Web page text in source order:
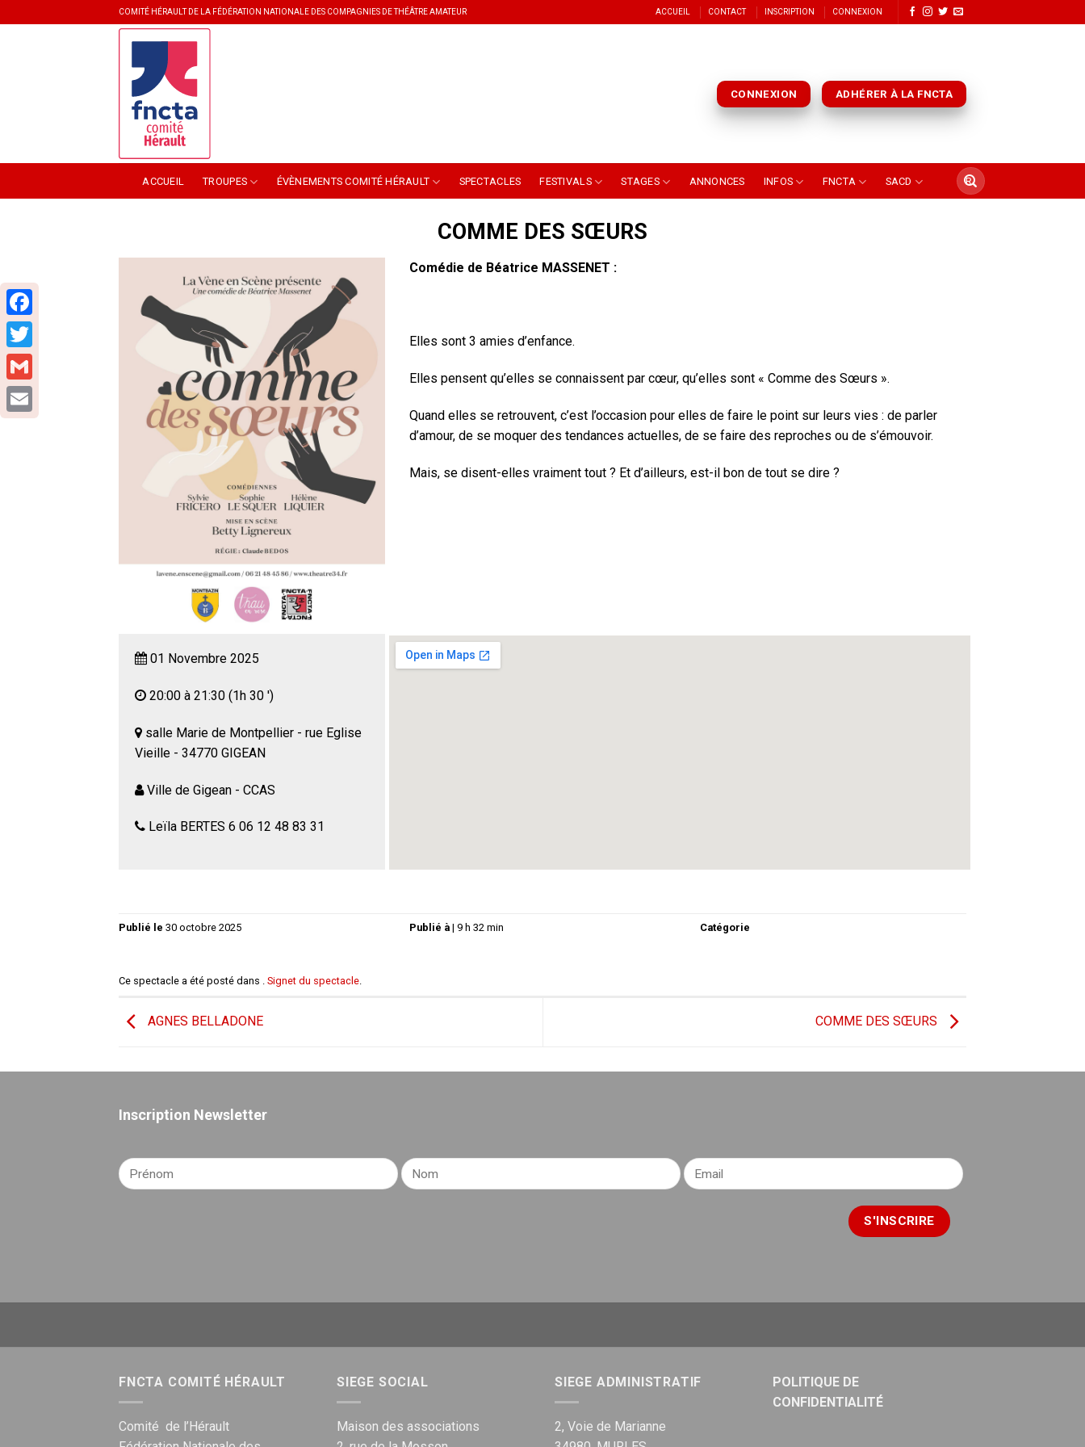
to
COMITÉ HÉRAULT DE LA FÉDÉRATION NATIONALE DES COMPAGNIES DE THÉÂTRE AMATEUR ACCUEIL CONTACT INSCRIPTION CONNEXION
CONNEXION ADHÉRER À LA FNCTA
ACCUEIL TROUPES ÉVÈNEMENTS COMITÉ HÉRAULT SPECTACLES FESTIVALS STAGES ANNONCES INFOS FNCTA SACD
COMME DES SŒURS
01 Novembre 2025
20:00 à 21:30 (1h 30 ')
salle Marie de Montpellier - rue Eglise
Vieille - 34770 GIGEAN
Ville de Gigean - CCAS
Leïla BERTES 6 06 12 48 83 31
Comédie de Béatrice MASSENET :
Elles sont 3 amies d’enfance.
Elles pensent qu’elles se connaissent par cœur, qu’elles sont « Comme des Sœurs ».
Quand elles se retrouvent, c’est l’occasion pour elles de faire le point sur leurs vies : de parler
d’amour, de se moquer des tendances actuelles, de se faire des reproches ou de s’émouvoir.
Mais, se disent-elles vraiment tout ? Et d’ailleurs, est-il bon de tout se dire ?
Publié le 30 octobre 2025 Publié à | 9 h 32 min Catégorie
Ce spectacle a été posté dans . Signet du spectacle.
AGNES BELLADONE COMME DES SŒURS
Inscription Newsletter
FNCTA COMITÉ HÉRAULT
Comité de l’Hérault
SIEGE SOCIAL
Maison des associations
SIEGE ADMINISTRATIF
2, Voie de Marianne
POLITIQUE DE
CONFIDENTIALITÉ
Facebook
Twitter
Gmail